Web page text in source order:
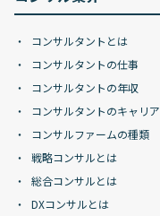
コンサルタントとは
コンサルタントの仕事
コンサルタントの年収
コンサルタントのキャリア
コンサルファームの種類
戦略コンサルとは
総合コンサルとは
DXコンサルとは